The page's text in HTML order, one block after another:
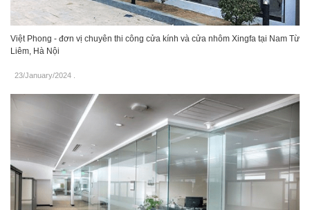
Việt Phong - đơn vị chuyên thi công cửa kính và cửa nhôm Xingfa tại Nam Từ
Liêm, Hà Nội
23/January/2024